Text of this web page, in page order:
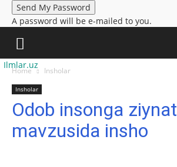
A password will be e-mailed to you.
Ilmlar.uz
Home Insholar
Insholar
Odob insonga ziynat
mavzusida insho